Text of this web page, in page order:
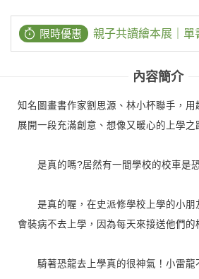
限時優惠 親子共讀繪本展｜單
內容簡介
知名圖畫書作家劉思源、林小杯聯手，用
展開一段充滿創意、想像又暖心的上學之
是真的嗎?居然有一間學校的校車是
是真的喔，在史派修學校上學的小朋
會裝病不去上學，因為每天來接送他們
騎著恐龍去上學真的很神氣！小雷龍